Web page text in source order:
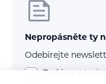
Nepropásněte ty
Odebírejte